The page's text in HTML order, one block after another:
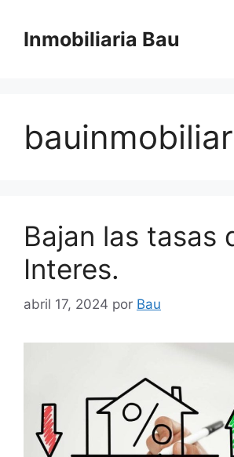
contenido
Inmobiliaria Bau
Bajan las tasas
Interes.
abril 17, 2024 por Bau